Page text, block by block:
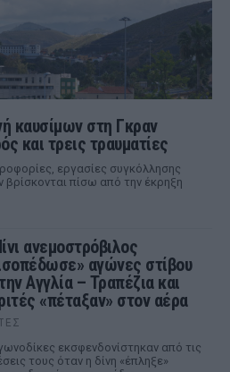
καυσίμων στη Γκραν
και τρεις τραυματίες
εργασίες συγκόλλησης
βρίσκονται πίσω από την έκρηξη
ανεμοστρόβιλος
αγώνες στίβου
Αγγλία – Τραπέζια και
«πέταξαν» στον αέρα
εκσφενδονίστηκαν από τις
τους όταν η δίνη «έπληξε»